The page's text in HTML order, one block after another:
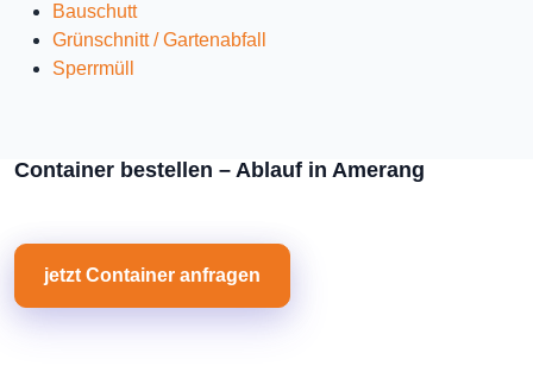
Bauschutt
Grünschnitt / Gartenabfall
Sperrmüll
Container bestellen – Ablauf in Amerang
jetzt Container anfragen